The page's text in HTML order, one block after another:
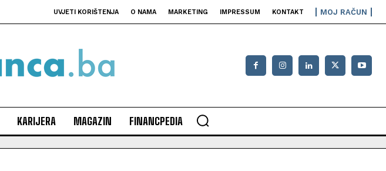
UVJETI KORIŠTENJA O NAMA MARKETING IMPRESSUM KONTAKT MOJ RAČUN
KARIJERA MAGAZIN FINANCPEDIA